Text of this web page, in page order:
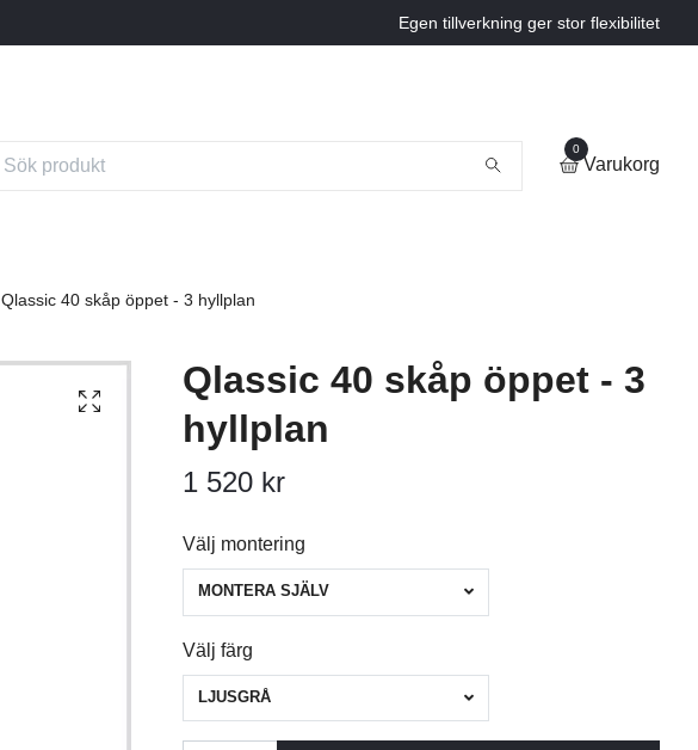
Egen tillverkning ger stor flexibilitet
0
Varukorg
Qlassic 40 skåp öppet - 3 hyllplan
Qlassic 40 skåp öppet - 3
hyllplan
1 520 kr
Välj montering
MONTERA SJÄLV
Välj färg
LJUSGRÅ